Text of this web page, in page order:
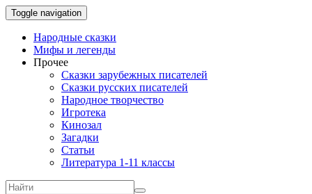
Toggle navigation
Народные сказки
Мифы и легенды
Прочее
Сказки зарубежных писателей
Сказки русских писателей
Народное творчество
Игротека
Кинозал
Загадки
Статьи
Литература 1-11 классы